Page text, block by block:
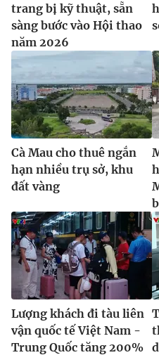
Ðiện thoại Thời báo VTV:
Email: toasoan@vtv.vn
Liên hệ quảng cáo:
® Cấm sao chép dưới mọi hình
thuận bằng văn bản. Ghi rõ
thông tin từ website này.
trang bị kỹ thuật, sẵn
sàng bước vào Hội thao
năm 2026
Cà Mau cho thuê ngắn
hạn nhiều trụ sở, khu
đất vàng
Lượng khách đi tàu liên
vận quốc tế Việt Nam -
Trung Quốc tăng 200%